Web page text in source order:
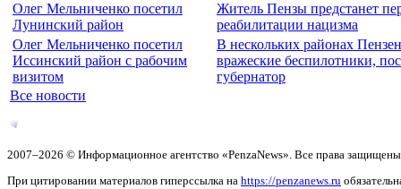
Олег Мельниченко посетил
Лунинский район
Житель Пензы предстанет
реабилитации нацизма
Олег Мельниченко посетил
Иссинский район с рабочим
визитом
В нескольких районах
вражеские беспилотники,
губернатор
Все новости
2007–2026 © Информационное агентство «PenzaNews». Все права
При цитировании материалов гиперссылка на https://penzanews.ru